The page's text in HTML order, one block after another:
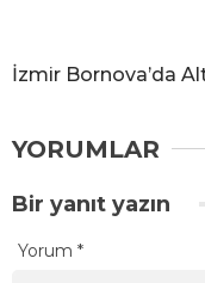
İzmir Bornova’da
YORUMLAR
Bir yanıt yazın
Yorum *